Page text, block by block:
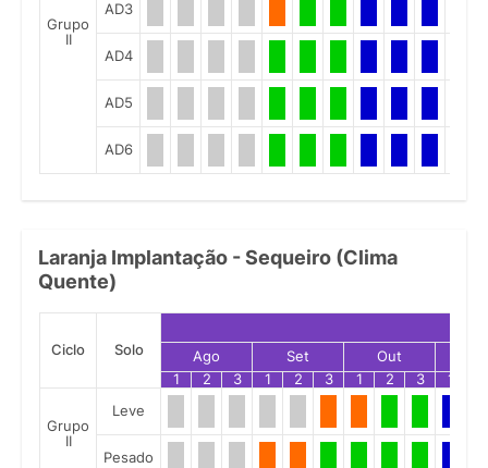
Grupo
II
AD3
AD4
AD5
AD6
Laranja Implantação - Sequeiro (Clima
Quente)
Ciclo Solo Ago Set Out
1
2 3 1 2 3 1 2 3 1
Grupo
II
Leve
Pesado